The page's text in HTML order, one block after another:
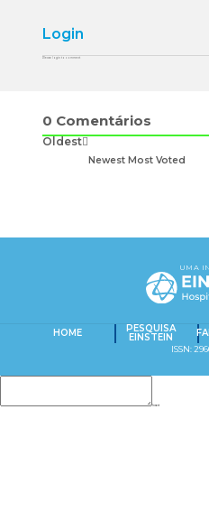
Login
Please login to comment
0 Comentários
Oldest
Newest Most Voted
HOME PESQUISA
EINSTEIN
ISSN:
UMA
Insert